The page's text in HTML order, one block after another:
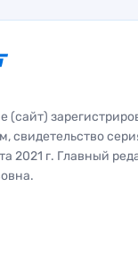
(сайт)
свидетельство
2021 г. Главный